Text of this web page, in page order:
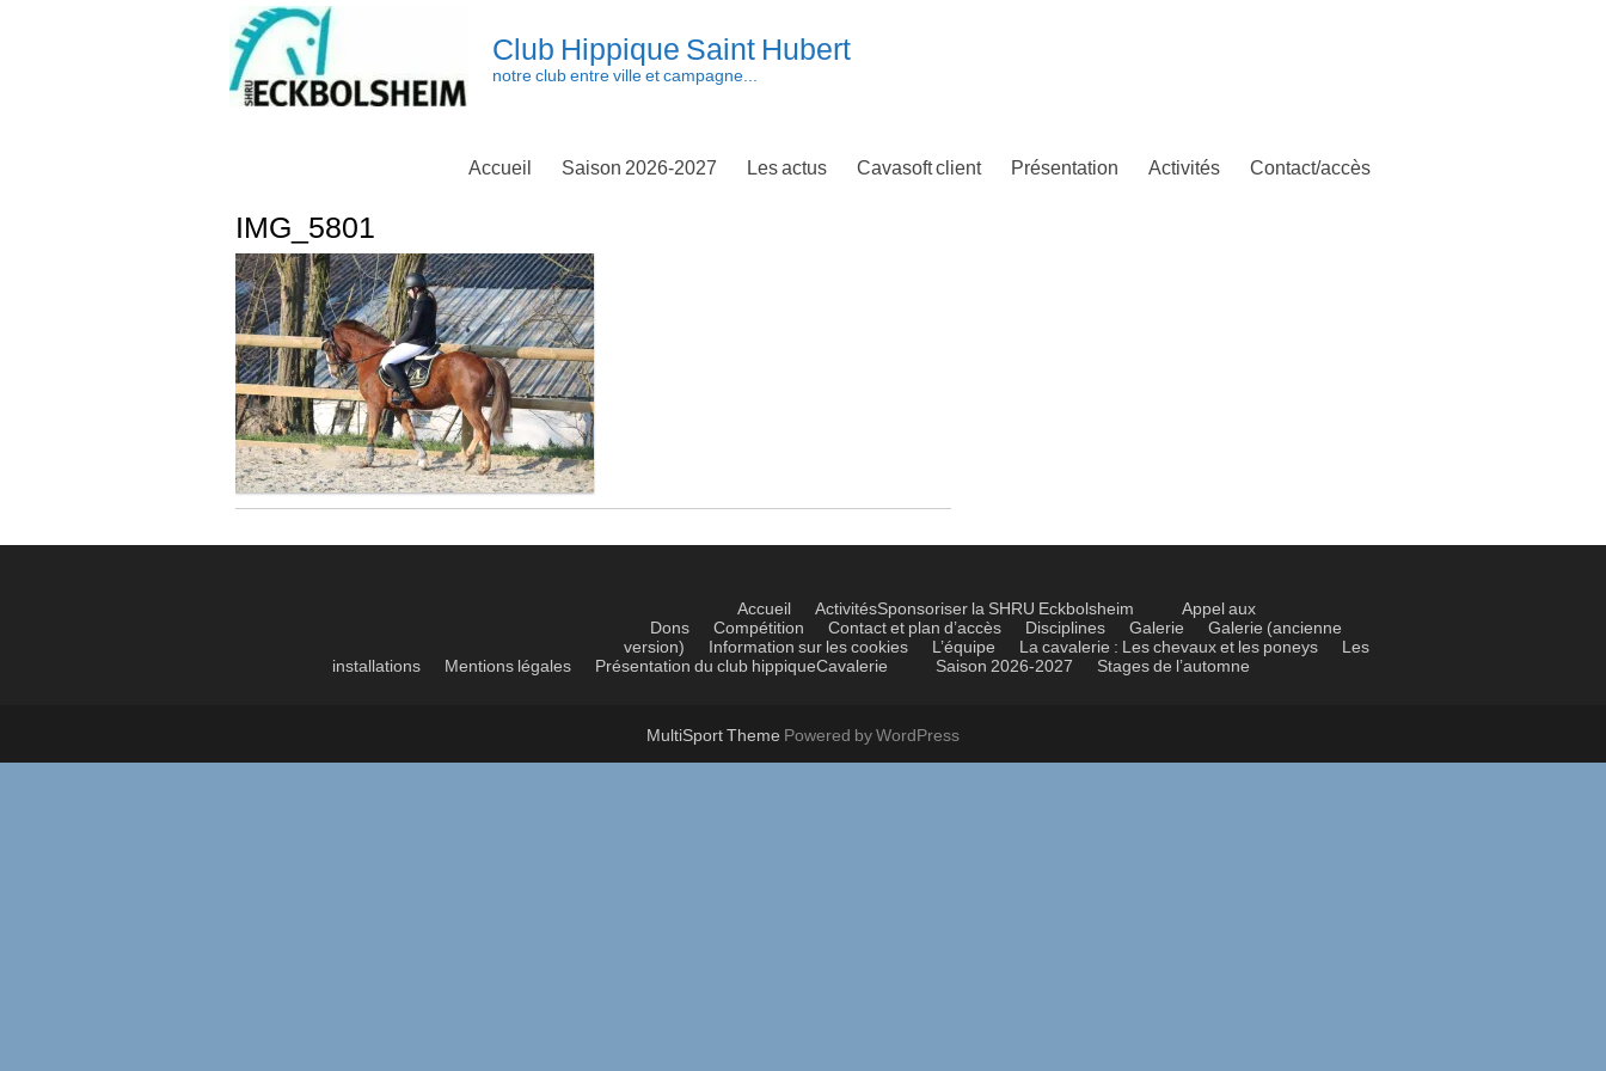
Club Hippique Saint Hubert
notre club entre ville et campagne...
Accueil Saison 2026-2027 Les actus Cavasoft client Présentation Activités Contact/accès
IMG_5801
Accueil ActivitésSponsoriser la SHRU Eckbolsheim
Appel aux
Dons
Compétition Contact et plan d’accès Disciplines Galerie
Galerie (ancienne
version)
Information sur les cookies L’équipe La cavalerie : Les chevaux et les poneys
Les
installations
Mentions légales Présentation du club hippiqueCavalerie Saison 2026-2027 Stages de l’automne
MultiSport Theme Powered by WordPress